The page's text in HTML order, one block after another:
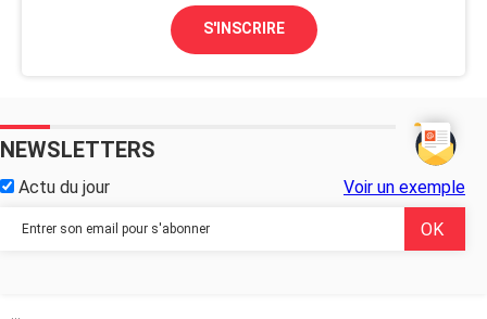
S'INSCRIRE
NEWSLETTERS
Actu du jour Voir un exemple
...